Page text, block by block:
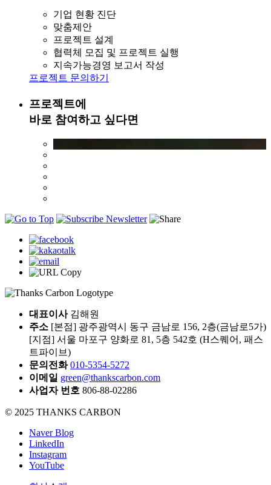
기업 현황 진단
맞춤제안
프로젝트 설계
협력체 모집 및 프로젝트 실행
지속가능경영 보고서 작성
프로젝트 문의하기
프로젝트에
바로 참여하고 싶다면
대표이사김해원
주소 [본점] 광주광역시 동구 금남로 156, 2층(금남로5가)
[지점] 서울 마포구 양화로 81, 5층 542호 (H스퀘어, 패스
트파이브)
문의전화 010-5354-5272
이메일 green@thankscarbon.com
사업자 번호 806-88-02286
© 2025 THANKS CARBON
Naver Blog
LinkedIn
Instagram
YouTube